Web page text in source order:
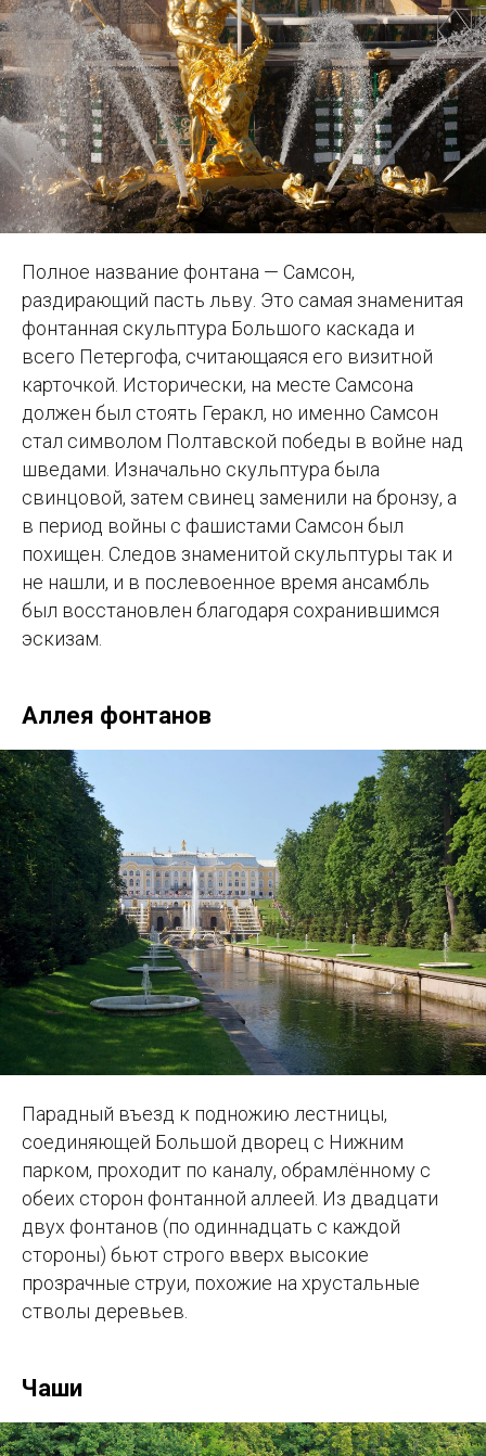
Полное название фонтана — Самсон,
раздирающий пасть льву. Это самая знаменитая
фонтанная скульптура Большого каскада и
всего Петергофа, считающаяся его визитной
карточкой. Исторически, на месте Самсона
должен был стоять Геракл, но именно Самсон
стал символом Полтавской победы в войне над
шведами. Изначально скульптура была
свинцовой, затем свинец заменили на бронзу, а
в период войны с фашистами Самсон был
похищен. Следов знаменитой скульптуры так и
не нашли, и в послевоенное время ансамбль
был восстановлен благодаря сохранившимся
эскизам.
Аллея фонтанов
Парадный въезд к подножию лестницы,
соединяющей Большой дворец с Нижним
парком, проходит по каналу, обрамлённому с
обеих сторон фонтанной аллеей. Из двадцати
двух фонтанов (по одиннадцать с каждой
стороны) бьют строго вверх высокие
прозрачные струи, похожие на хрустальные
стволы деревьев.
Чаши